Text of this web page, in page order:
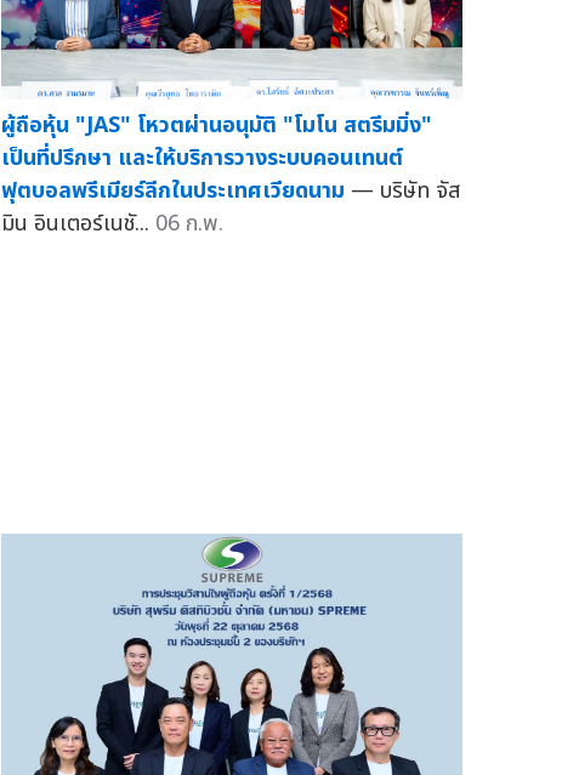
ผู้ถือหุ้น "JAS" โหวตผ่านอนุมัติ "โมโน สตรีมมิ่ง"
เป็นที่ปรึกษา และให้บริการวางระบบคอนเทนต์
ฟุตบอลพรีเมียร์ลีกในประเทศเวียดนาม — บริษัท จัส
มิน อินเตอร์เนชั... 06 ก.พ.